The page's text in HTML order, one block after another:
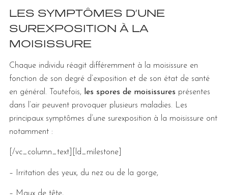
LES SYMPTÔMES D’UNE
SUREXPOSITION À LA
MOISISSURE
Chaque individu réagit différemment à la moisissure en
fonction de son degré d’exposition et de son état de santé
en général. Toutefois,
les spores de moisissures présentes
dans l’air peuvent provoquer plusieurs maladies. Les
principaux symptômes d’une surexposition à la moisissure ont
notamment :
[/vc_column_text][ld_milestone]
– Irritation des yeux, du nez ou de la gorge,